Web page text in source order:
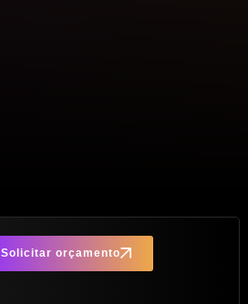
Solicitar orçamento